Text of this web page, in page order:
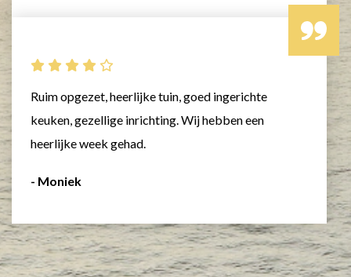
Ruim opgezet, heerlijke tuin, goed ingerichte
keuken, gezellige inrichting. Wij hebben een
heerlijke week gehad.
- Moniek